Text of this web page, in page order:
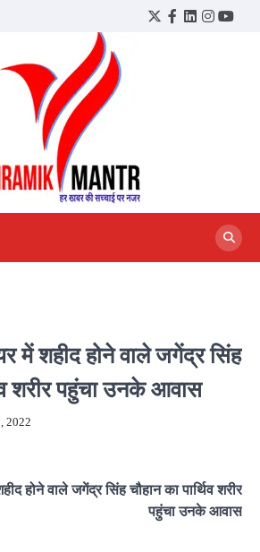
Twitter
Facebook
LinkedIn
में शहीद होने वाले जगेंद्र सिंह
शरीर पहुंचा उनके आवास
2022
होने वाले जगेंद्र सिंह चौहान का पार्थिव शरीर
पहुंचा उनके आवास